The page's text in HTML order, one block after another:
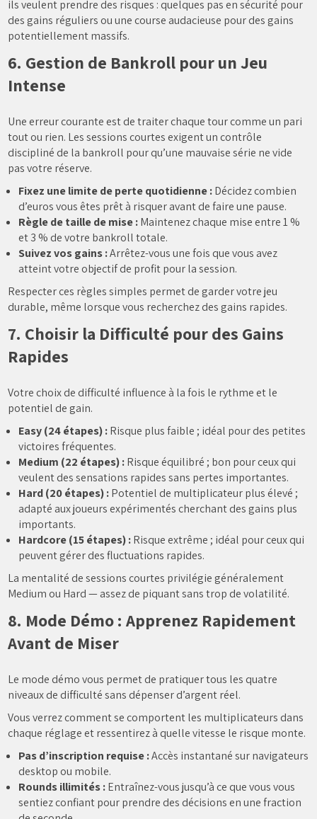
ils veulent prendre des risques : quelques pas en sécurité pour
des gains réguliers ou une course audacieuse pour des gains
potentiellement massifs.
6. Gestion de Bankroll pour un Jeu
Intense
Une erreur courante est de traiter chaque tour comme un pari
tout ou rien. Les sessions courtes exigent un contrôle
discipliné de la bankroll pour qu’une mauvaise série ne vide
pas votre réserve.
Fixez une limite de perte quotidienne :Décidez combien
d’euros vous êtes prêt à risquer avant de faire une pause.
Règle de taille de mise :Maintenez chaque mise entre 1 %
et 3 % de votre bankroll totale.
Suivez vos gains :Arrêtez-vous une fois que vous avez
atteint votre objectif de profit pour la session.
Respecter ces règles simples permet de garder votre jeu
durable, même lorsque vous recherchez des gains rapides.
7. Choisir la Difficulté pour des Gains
Rapides
Votre choix de difficulté influence à la fois le rythme et le
potentiel de gain.
Easy (24 étapes) :Risque plus faible ; idéal pour des petites
victoires fréquentes.
Medium (22 étapes) :Risque équilibré ; bon pour ceux qui
veulent des sensations rapides sans pertes importantes.
Hard (20 étapes) :Potentiel de multiplicateur plus élevé ;
adapté aux joueurs expérimentés cherchant des gains plus
importants.
Hardcore (15 étapes) :Risque extrême ; idéal pour ceux qui
peuvent gérer des fluctuations rapides.
La mentalité de sessions courtes privilégie généralement
Medium ou Hard — assez de piquant sans trop de volatilité.
8. Mode Démo : Apprenez Rapidement
Avant de Miser
Le mode démo vous permet de pratiquer tous les quatre
niveaux de difficulté sans dépenser d’argent réel.
Vous verrez comment se comportent les multiplicateurs dans
chaque réglage et ressentirez à quelle vitesse le risque monte.
Pas d’inscription requise :Accès instantané sur navigateurs
desktop ou mobile.
Rounds illimités :Entraînez-vous jusqu’à ce que vous vous
sentiez confiant pour prendre des décisions en une fraction